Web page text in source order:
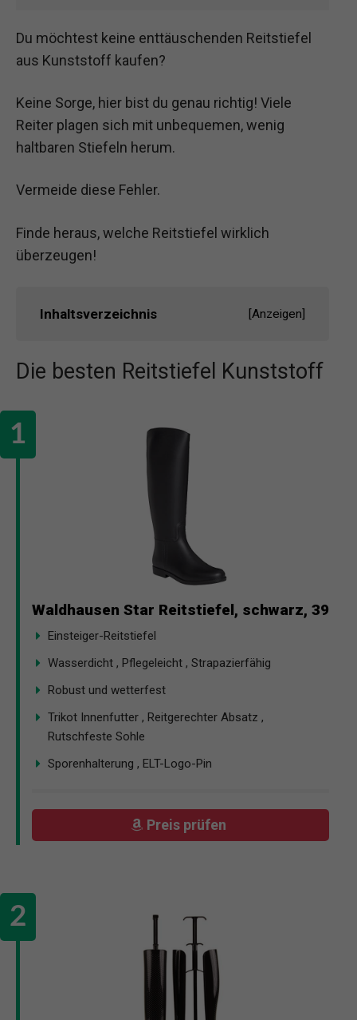
Du möchtest keine enttäuschenden Reitstiefel
aus Kunststoff kaufen?
Keine Sorge, hier bist du genau richtig! Viele
Reiter plagen sich mit unbequemen, wenig
haltbaren Stiefeln herum.
Vermeide diese Fehler.
Finde heraus, welche Reitstiefel wirklich
überzeugen!
Inhaltsverzeichnis [Anzeigen]
Die besten Reitstiefel Kunststoff
Waldhausen Star Reitstiefel, schwarz, 39
Einsteiger-Reitstiefel
Wasserdicht , Pflegeleicht , Strapazierfähig
Robust und wetterfest
Trikot Innenfutter , Reitgerechter Absatz ,
Rutschfeste Sohle
Sporenhalterung , ELT-Logo-Pin
Preis prüfen